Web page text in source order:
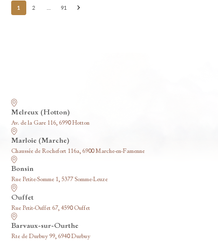
Posts
pagination
1 2 91
Melreux (Hotton)
Av. de la Gare 116, 6990 Hotton
Marloie (Marche)
Chaussée de Rochefort 116a, 6900 Marche-en-Famenne
Bonsin
Rue Petite-Somme 1, 5377 Somme-Leuze
Ouffet
Rue Petit-Ouffet 67, 4590 Ouffet
Barvaux-sur-Ourthe
Rte de Durbuy 99, 6940 Durbuy